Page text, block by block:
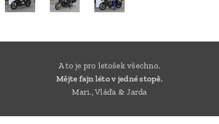
A to je pro letošek všechno.
Mějte fajn léto v jedné stopě.
Mari., Vláďa & Jarda